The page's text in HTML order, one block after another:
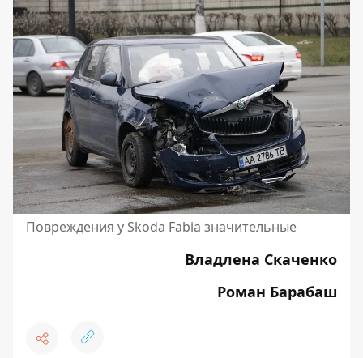
Повреждения у Skoda Fabia значительные
Владлена Скаченко
Роман Барабаш